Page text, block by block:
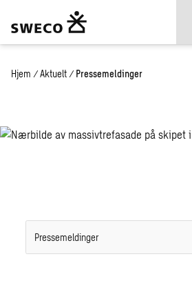
Hjem / Aktuelt / Pressemeldinger
Pressemeldinger